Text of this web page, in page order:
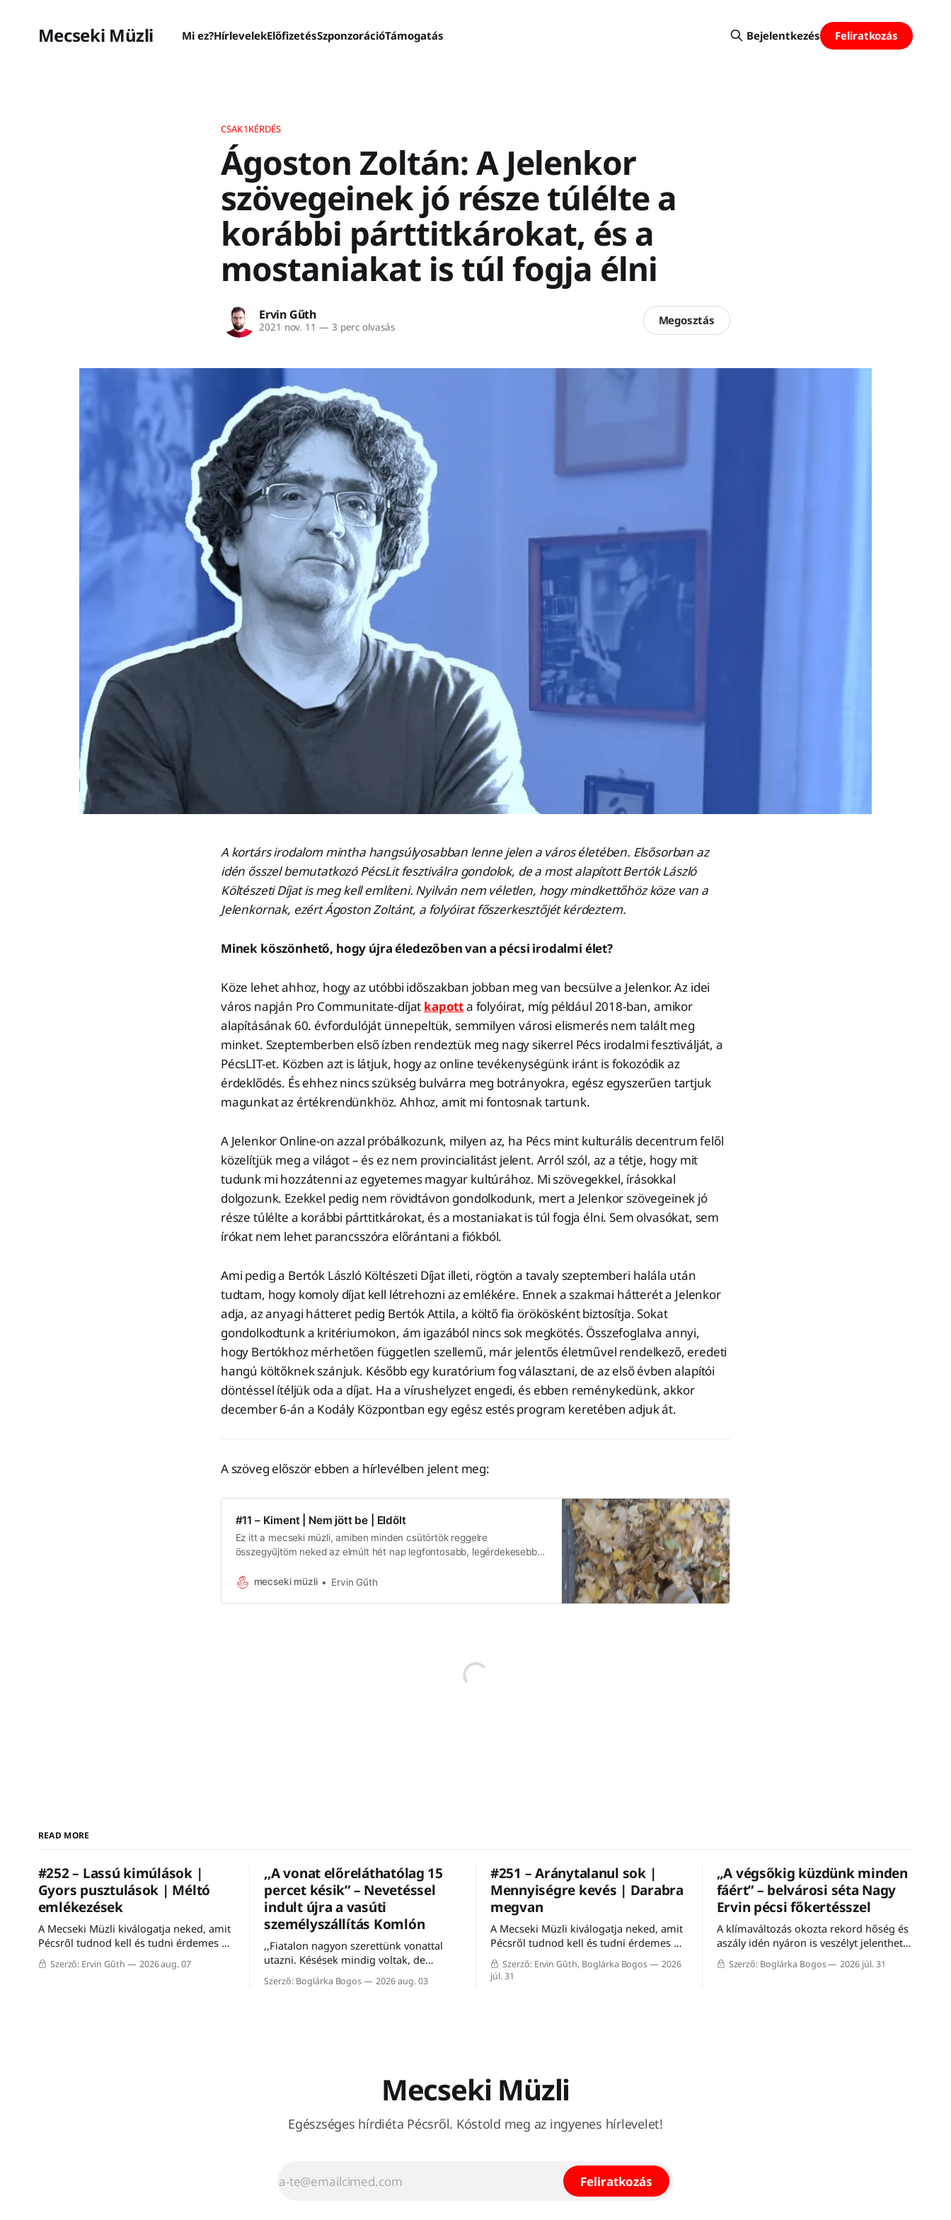
Mecseki Müzli Mi ez?HírlevelekElőfizetésSzponzorációTámogatás Bejelentkezés Feliratkozás
CSAK1KÉRDÉS
Ágoston Zoltán: A Jelenkor
szövegeinek jó része túlélte a
korábbi párttitkárokat, és a
mostaniakat is túl fogja élni
Ervin Gűth
2021 nov. 11 — 3 perc olvasás Megosztás
A kortárs irodalom mintha hangsúlyosabban lenne jelen a város életében. Elsősorban az
idén ősszel bemutatkozó PécsLit fesztiválra gondolok, de a most alapított Bertók László
Költészeti Díjat is meg kell említeni. Nyilván nem véletlen, hogy mindkettőhöz köze van a
Jelenkornak, ezért Ágoston Zoltánt, a folyóirat főszerkesztőjét kérdeztem.
Minek köszönhető, hogy újra éledezőben van a pécsi irodalmi élet?
Köze lehet ahhoz, hogy az utóbbi időszakban jobban meg van becsülve a Jelenkor. Az idei
város napján Pro Communitate-díjat kapotta folyóirat, míg például 2018-ban, amikor
alapításának 60. évfordulóját ünnepeltük, semmilyen városi elismerés nem talált meg
minket. Szeptemberben első ízben rendeztük meg nagy sikerrel Pécs irodalmi fesztiválját, a
PécsLIT-et. Közben azt is látjuk, hogy az online tevékenységünk iránt is fokozódik az
érdeklődés. És ehhez nincs szükség bulvárra meg botrányokra, egész egyszerűen tartjuk
magunkat az értékrendünkhöz. Ahhoz, amit mi fontosnak tartunk.
A Jelenkor Online-on azzal próbálkozunk, milyen az, ha Pécs mint kulturális decentrum felől
közelítjük meg a világot – és ez nem provincialitást jelent. Arról szól, az a tétje, hogy mit
tudunk mi hozzátenni az egyetemes magyar kultúrához. Mi szövegekkel, írásokkal
dolgozunk. Ezekkel pedig nem rövidtávon gondolkodunk, mert a Jelenkor szövegeinek jó
része túlélte a korábbi párttitkárokat, és a mostaniakat is túl fogja élni. Sem olvasókat, sem
írókat nem lehet parancsszóra előrántani a fiókból.
Ami pedig a Bertók László Költészeti Díjat illeti, rögtön a tavaly szeptemberi halála után
tudtam, hogy komoly díjat kell létrehozni az emlékére. Ennek a szakmai hátterét a Jelenkor
adja, az anyagi hátteret pedig Bertók Attila, a költő fia örökösként biztosítja. Sokat
gondolkodtunk a kritériumokon, ám igazából nincs sok megkötés. Összefoglalva annyi,
hogy Bertókhoz mérhetően független szellemű, már jelentős életművel rendelkező, eredeti
hangú költőknek szánjuk. Később egy kuratórium fog választani, de az első évben alapítói
döntéssel ítéljük oda a díjat. Ha a vírushelyzet engedi, és ebben reménykedünk, akkor
december 6-án a Kodály Központban egy egész estés program keretében adjuk át.
A szöveg először ebben a hírlevélben jelent meg:
#11 – Kiment | Nem jött be | Eldőlt
Ez itt a mecseki müzli, amiben minden csütörtök reggelre
összegyűjtöm neked az elmúlt hét nap legfontosabb, legérdekesebb
vagy először jársz az oldalon, akkor itt elolvashatod, hogy pontosan mi
mecseki müzli Ervin Gűth
READ MORE
#252 – Lassú kimúlások |
Gyors pusztulások | Méltó
emlékezések
A Mecseki Müzli kiválogatja neked, amit
Pécsről tudnod kell és tudni érdemes a
héten.
Szerző: Ervin Gűth 2026 aug. 07
,,A vonat előreláthatólag 15
percet késik” – Nevetéssel
indult újra a vasúti
személyszállítás Komlón
,,Fiatalon nagyon szerettünk vonattal
utazni. Késések mindig voltak, de
legalább ment a vonat” – mondta Péter,
egy komlói nyugdíjas, aki felidézte,
Szerző: Boglárka Bogos 2026 aug. 03
#251 – Aránytalanul sok |
Mennyiségre kevés | Darabra
megvan
A Mecseki Müzli kiválogatja neked, amit
Pécsről tudnod kell és tudni érdemes a
héten.
Szerző: Ervin Gűth, Boglárka Bogos
2026
júl. 31
„A végsőkig küzdünk minden
fáért” – belvárosi séta Nagy
Ervin pécsi főkertésszel
A klímaváltozás okozta rekord hőség és
aszály idén nyáron is veszélyt jelenthet a
városi növényzetre. A Halló Tisza Sziget
séta-fórumán Nagy Ervin, Pécs
Szerző: Boglárka Bogos 2026 júl. 31
Mecseki Müzli
Egészséges hírdiéta Pécsről. Kóstold meg az ingyenes hírlevelet!
Feliratkozás